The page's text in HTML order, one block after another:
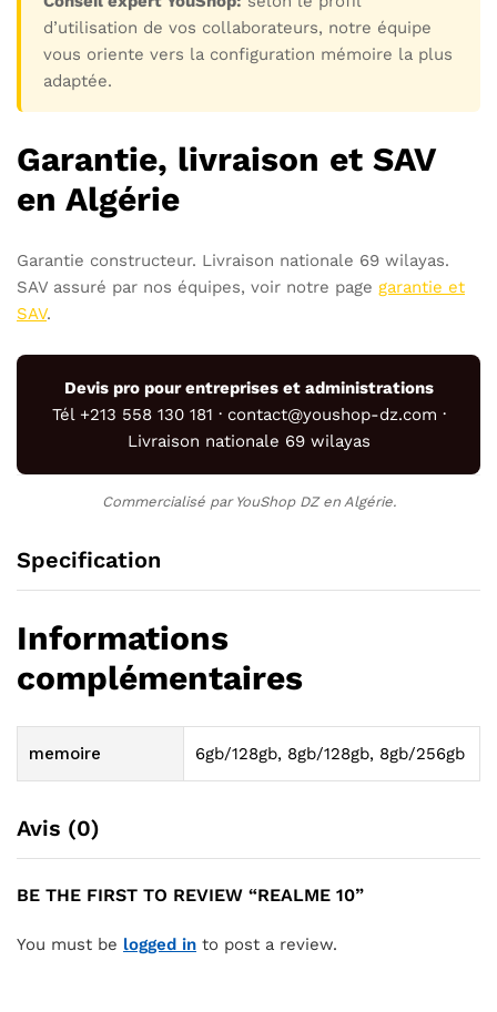
d’utilisation de vos collaborateurs, notre équipe
vous oriente vers la configuration mémoire la plus
adaptée.
Garantie, livraison et SAV
en Algérie
Garantie constructeur. Livraison nationale 69 wilayas.
SAV assuré par nos équipes, voir notre page garantie et
SAV.
Devis pro pour entreprises et administrations
Tél +213 558 130 181 · contact@youshop-dz.com ·
Livraison nationale 69 wilayas
Commercialisé par YouShop DZ en Algérie.
Specification
Informations
complémentaires
memoire 6gb/128gb, 8gb/128gb, 8gb/256gb
Avis (0)
BE THE FIRST TO REVIEW “REALME 10”
You must be logged in to post a review.